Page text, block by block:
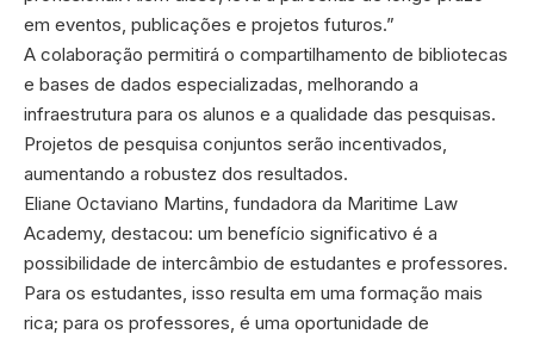
em eventos, publicações e projetos futuros.”
A colaboração permitirá o compartilhamento de bibliotecas
e bases de dados especializadas, melhorando a
infraestrutura para os alunos e a qualidade das pesquisas.
Projetos de pesquisa conjuntos serão incentivados,
aumentando a robustez dos resultados.
Eliane Octaviano Martins, fundadora da Maritime Law
Academy, destacou: um benefício significativo é a
possibilidade de intercâmbio de estudantes e professores.
Para os estudantes, isso resulta em uma formação mais
rica; para os professores, é uma oportunidade de